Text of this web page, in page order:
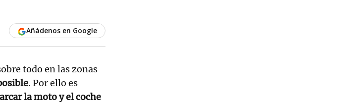
Añádenos en Google
todo en las zonas
. Por ello es
la moto y el coche